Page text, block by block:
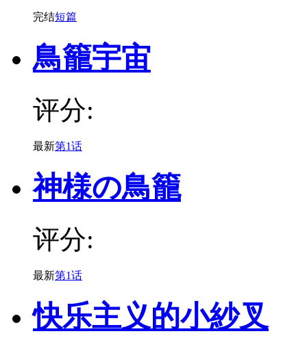
完结短篇
鳥籠宇宙
评分:
最新第1话
神様の鳥籠
评分:
最新第1话
快乐主义的小紗叉